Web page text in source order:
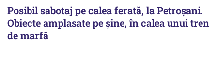
Posibil sabotaj pe calea ferată, la Petroșani.
Obiecte amplasate pe șine, în calea unui tren
de marfă